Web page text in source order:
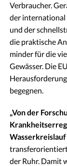
Verbraucher.
der international
und der
die praktische
minder für die
Gewässer. Die
begegnen.
„Von der
der Ruhr. Damit